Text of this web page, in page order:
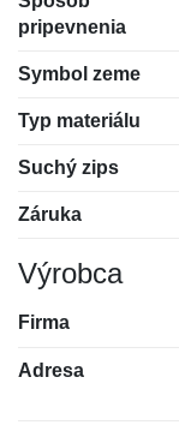
pripevnenia
Symbol zeme
Typ materiálu
Suchý zips
Záruka
Výrobca
Firma
Adresa